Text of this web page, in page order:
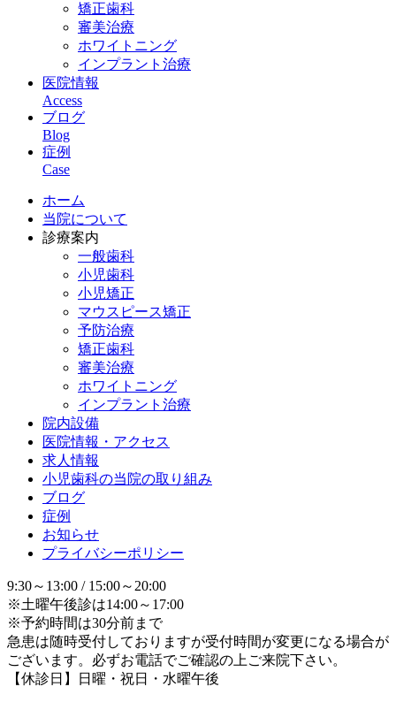
矯正歯科
審美治療
ホワイトニング
インプラント治療
医院情報
Access
ブログ
Blog
症例
Case
ホーム
当院について
診療案内
一般歯科
小児歯科
小児矯正
マウスピース矯正
予防治療
矯正歯科
審美治療
ホワイトニング
インプラント治療
院内設備
医院情報・アクセス
求人情報
小児歯科の当院の取り組み
ブログ
症例
お知らせ
プライバシーポリシー
9:30～13:00 / 15:00～20:00
※土曜午後診は14:00～17:00
※予約時間は30分前まで
急患は随時受付しておりますが受付時間が変更になる場合が
ございます。必ずお電話でご確認の上ご来院下さい。
【休診日】日曜・祝日・水曜午後